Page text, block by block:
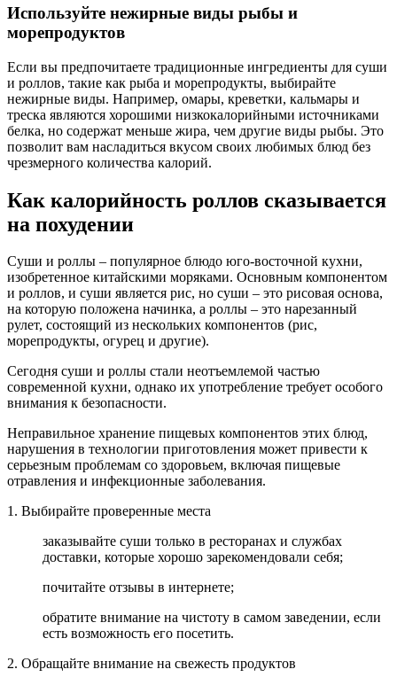
Используйте нежирные виды рыбы и
морепродуктов
Если вы предпочитаете традиционные ингредиенты для суши
и роллов, такие как рыба и морепродукты, выбирайте
нежирные виды. Например, омары, креветки, кальмары и
треска являются хорошими низкокалорийными источниками
белка, но содержат меньше жира, чем другие виды рыбы. Это
позволит вам насладиться вкусом своих любимых блюд без
чрезмерного количества калорий.
Как калорийность роллов сказывается
на похудении
Суши и роллы – популярное блюдо юго-восточной кухни,
изобретенное китайскими моряками. Основным компонентом
и роллов, и суши является рис, но суши – это рисовая основа,
на которую положена начинка, а роллы – это нарезанный
рулет, состоящий из нескольких компонентов (рис,
морепродукты, огурец и другие).
Сегодня суши и роллы стали неотъемлемой частью
современной кухни, однако их употребление требует особого
внимания к безопасности.
Неправильное хранение пищевых компонентов этих блюд,
нарушения в технологии приготовления может привести к
серьезным проблемам со здоровьем, включая пищевые
отравления и инфекционные заболевания.
1. Выбирайте проверенные места
заказывайте суши только в ресторанах и службах
доставки, которые хорошо зарекомендовали себя;
почитайте отзывы в интернете;
обратите внимание на чистоту в самом заведении, если
есть возможность его посетить.
2. Обращайте внимание на свежесть продуктов